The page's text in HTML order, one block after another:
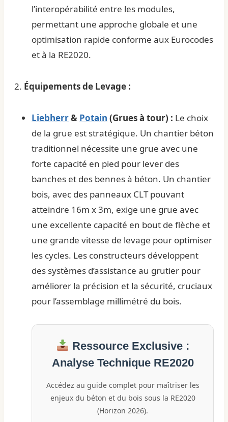
l’interopérabilité entre les modules,
permettant une approche globale et une
optimisation rapide conforme aux Eurocodes
et à la RE2020.
2. Équipements de Levage :
Liebherr& Potain (Grues à tour) : Le choix
de la grue est stratégique. Un chantier béton
traditionnel nécessite une grue avec une
forte capacité en pied pour lever des
banches et des bennes à béton. Un chantier
bois, avec des panneaux CLT pouvant
atteindre 16m x 3m, exige une grue avec
une excellente capacité en bout de flèche et
une grande vitesse de levage pour optimiser
les cycles. Les constructeurs développent
des systèmes d’assistance au grutier pour
améliorer la précision et la sécurité, cruciaux
pour l’assemblage millimétré du bois.
Ressource Exclusive :
Analyse Technique RE2020
Accédez au guide complet pour maîtriser les
enjeux du béton et du bois sous la RE2020
(Horizon 2026).